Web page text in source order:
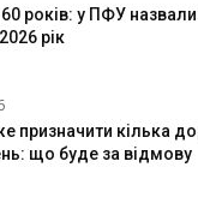
60 років: у ПФУ
рік
призначити кілька
що буде за відмову